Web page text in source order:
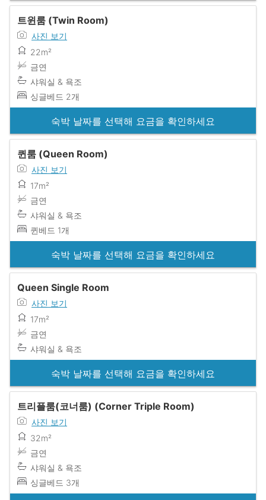
트윈룸 (Twin Room)
사진 보기
22m²
금연
샤워실 & 욕조
싱글베드 2개
숙박 날짜를 선택해 요금을 확인하세요
퀸룸 (Queen Room)
사진 보기
17m²
금연
샤워실 & 욕조
퀸베드 1개
숙박 날짜를 선택해 요금을 확인하세요
Queen Single Room
사진 보기
17m²
금연
샤워실 & 욕조
숙박 날짜를 선택해 요금을 확인하세요
트리플룸(코너룸) (Corner Triple Room)
사진 보기
32m²
금연
샤워실 & 욕조
싱글베드 3개